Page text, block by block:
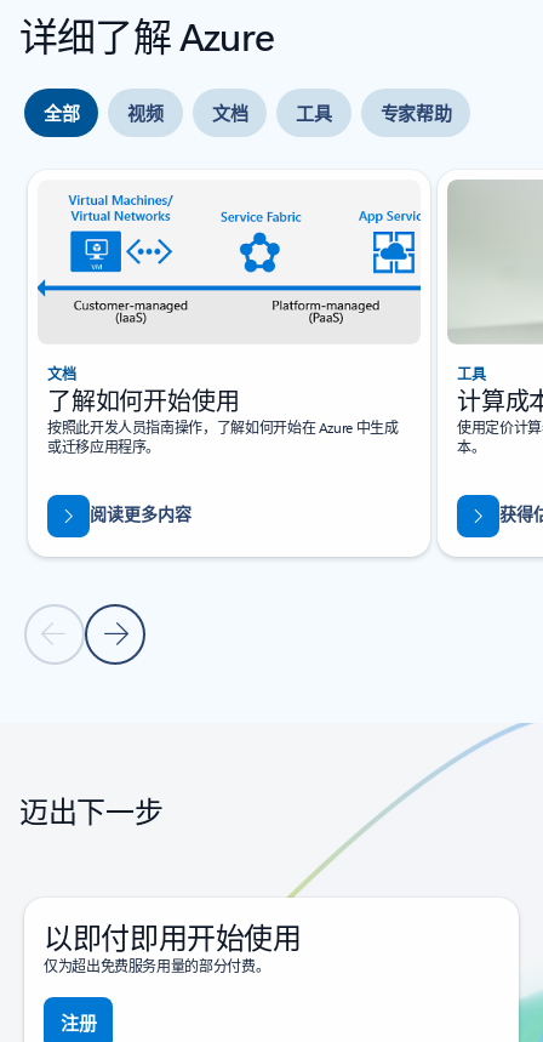
详细了解 Azure
全部 视频 文档 工具 专家帮助
幻灯片 {0} {1} 指示器
上一张幻灯片下一张幻灯片
文档
了解如何开始使用
按照此开发人员指南操作，了解如何开始在 Azure 中生成
或迁移应用程序。
阅读更多内容
工具
计算成
使用定价计
本。
获得
迈出下一步
以即付即用开始使用
仅为超出免费服务用量的部分付费。
注册